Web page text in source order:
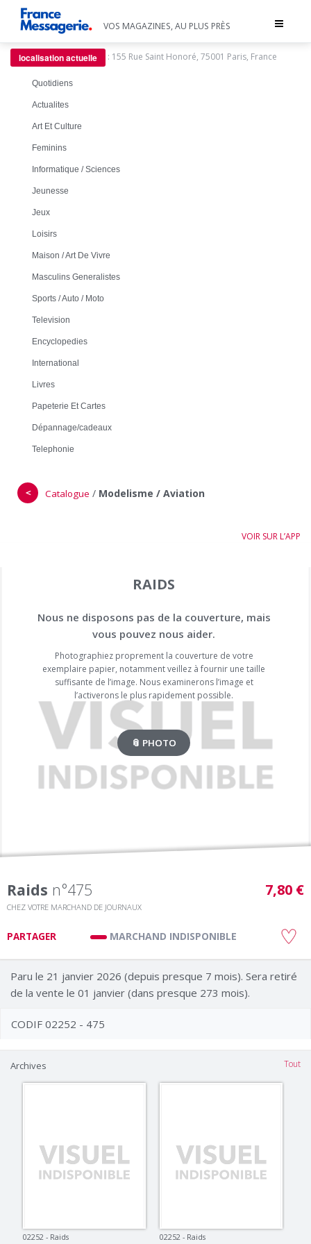
Toggle
VOS MAGAZINES, AU PLUS PRÈS
localisation actuelle : 155 Rue Saint Honoré, 75001 Paris, France
Quotidiens
Actualites
Art Et Culture
Feminins
Informatique / Sciences
Jeunesse
Jeux
Loisirs
Maison / Art De Vivre
Masculins Generalistes
Sports / Auto / Moto
Television
Encyclopedies
International
Livres
Papeterie Et Cartes
Dépannage/cadeaux
Telephonie
＜ Catalogue / Modelisme / Aviation
VOIR SUR L’APP
RAIDS
Nous ne disposons pas de la couverture, mais
vous pouvez nous aider.
Photographiez proprement la couverture de votre
exemplaire papier, notamment veillez à fournir une taille
suffisante de l’image. Nous examinerons l’image et
l’activerons le plus rapidement possible.
📎 PHOTO
Raids n°475
CHEZ VOTRE MARCHAND DE JOURNAUX
7,80 €
PARTAGER MARCHAND INDISPONIBLE
Paru le 21 janvier 2026 (depuis presque 7 mois). Sera retiré
de la vente le 01 janvier (dans presque 273 mois).
CODIF 02252 - 475
Archives Tout
02252 - Raids 02252 - Raids